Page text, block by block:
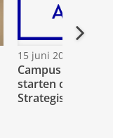
15 juni 2026
Campus Fryslân
starten
Strategisch